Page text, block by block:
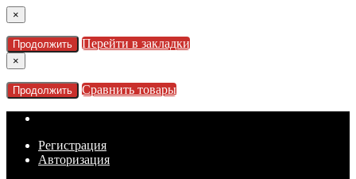
×
Продолжить Перейти в закладки
×
Продолжить Сравнить товары
Регистрация
Авторизация